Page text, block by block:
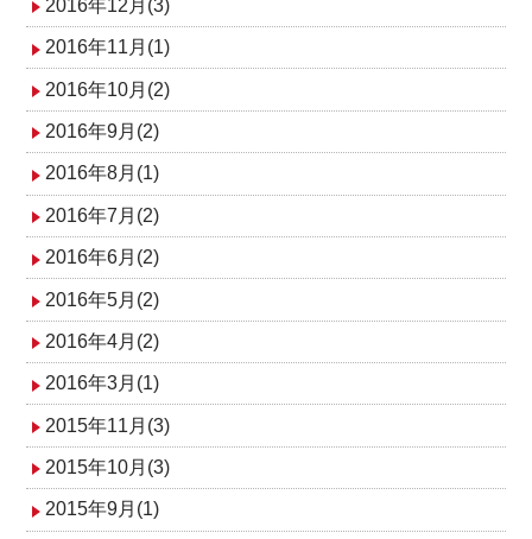
2016年12月(3)
2016年11月(1)
2016年10月(2)
2016年9月(2)
2016年8月(1)
2016年7月(2)
2016年6月(2)
2016年5月(2)
2016年4月(2)
2016年3月(1)
2015年11月(3)
2015年10月(3)
2015年9月(1)